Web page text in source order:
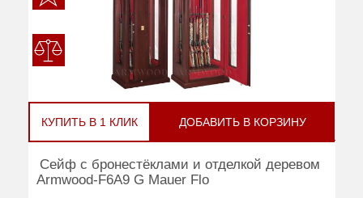
КУПИТЬ В 1 КЛИК ДОБАВИТЬ В КОРЗИНУ
Сейф с бронестёклами и отделкой деревом
Armwood-F6A9 G Mauer Flo